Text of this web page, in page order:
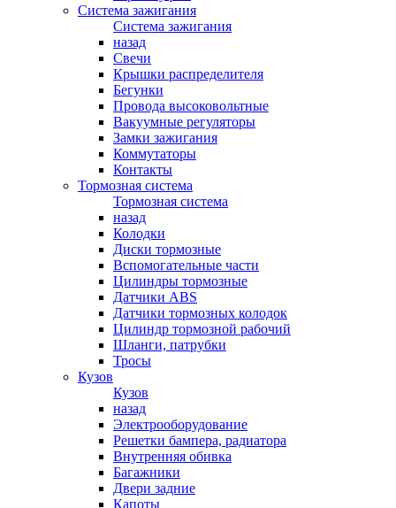
Система зажигания
Система зажигания
назад
Свечи
Крышки распределителя
Бегунки
Провода высоковольтные
Вакуумные регуляторы
Замки зажигания
Коммутаторы
Контакты
Тормозная система
Тормозная система
назад
Колодки
Диски тормозные
Вспомогательные части
Цилиндры тормозные
Датчики ABS
Датчики тормозных колодок
Цилиндр тормозной рабочий
Шланги, патрубки
Тросы
Кузов
Кузов
назад
Электрооборудование
Решетки бампера, радиатора
Внутренняя обивка
Багажники
Двери задние
Капоты